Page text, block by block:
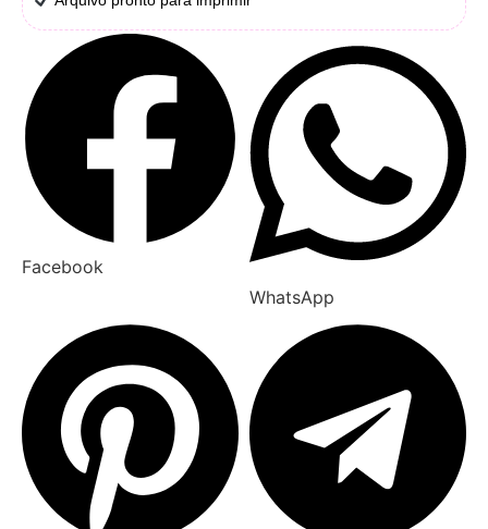
Facebook
WhatsApp